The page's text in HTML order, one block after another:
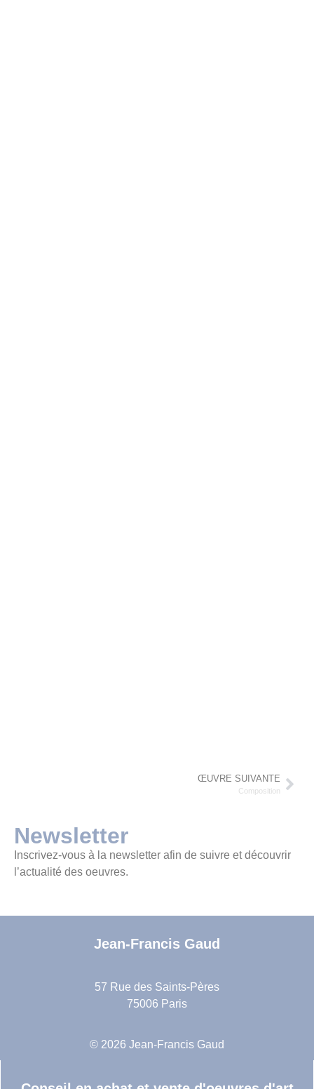
ŒUVRE SUIVANTE
Composition
Newsletter
Inscrivez-vous à la newsletter afin de suivre et découvrir
l’actualité des oeuvres.
Jean-Francis Gaud
57 Rue des Saints-Pères
75006 Paris
© 2026 Jean-Francis Gaud